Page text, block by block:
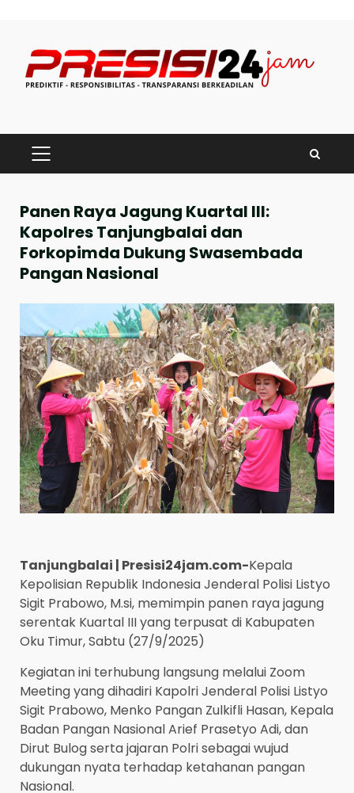
content
PRIMARY
MENU
Panen Raya Jagung Kuartal III:
Kapolres Tanjungbalai dan
Forkopimda Dukung Swasembada
Pangan Nasional
Tanjungbalai | Presisi24jam.com-Kepala
Kepolisian Republik Indonesia Jenderal Polisi Listyo
Sigit Prabowo, M.si, memimpin panen raya jagung
serentak Kuartal III yang terpusat di Kabupaten
Oku Timur, Sabtu (27/9/2025)
Kegiatan ini terhubung langsung melalui Zoom
Meeting yang dihadiri Kapolri Jenderal Polisi Listyo
Sigit Prabowo, Menko Pangan Zulkifli Hasan, Kepala
Badan Pangan Nasional Arief Prasetyo Adi, dan
Dirut Bulog serta jajaran Polri sebagai wujud
dukungan nyata terhadap ketahanan pangan
Nasional.